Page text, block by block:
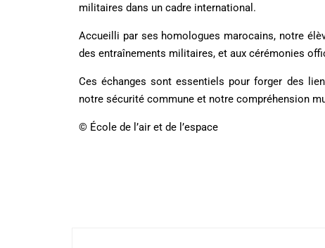
militaires dans un cadre international.
Accueilli par ses homologues marocains, notre
des entraînements militaires, et aux cérémonies
Ces échanges sont essentiels pour forger des
notre sécurité commune et notre compréhension
© École de l’air et de l’espace